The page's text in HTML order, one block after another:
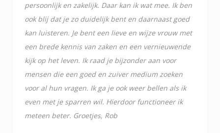
persoonlijk en zakelijk. Daar kan ik wat mee. Ik ben
ook blij dat je zo duidelijk bent en daarnaast goed
kan luisteren. Je bent een lieve en wijze vrouw met
een brede kennis van zaken en een vernieuwende
kijk op het leven. Ik raad je bijzonder aan voor
mensen die een goed en zuiver medium zoeken
voor al hun vragen. Ik ga je ook weer bellen als ik
even met je sparren wil. Hierdoor functioneer ik
meteen beter. Groetjes, Rob